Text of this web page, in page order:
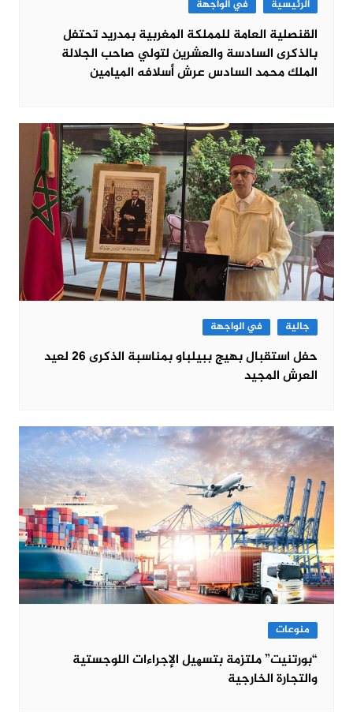
الرئيسية في الواجهة
القنصلية العامة للمملكة المغربية بمدريد تحتفل
بالذكرى السادسة والعشرين لتولي صاحب الجلالة
الملك محمد السادس عرش أسلافه الميامين
جالية في الواجهة
حفل استقبال بهيج ببيلباو بمناسبة الذكرى 26 لعيد
العرش المجيد
منوعات
“بورتنیت” ملتزمة بتسھیل الإجراءات اللوجستیة
والتجارة الخارجیة